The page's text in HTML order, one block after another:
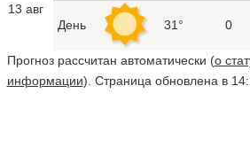
13 авг
День 31° 0
Прогноз рассчитан автоматически (о
информации). Страница обновлена в